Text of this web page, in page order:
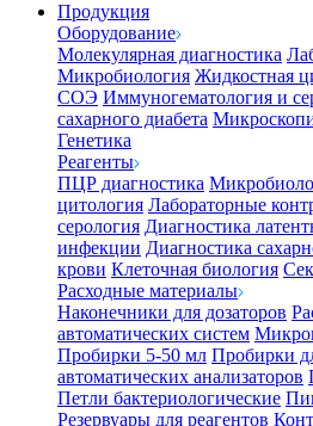
Продукция
Оборудование
Молекулярная диагностика
Микробиология Жидкостная
СОЭ Иммуногематология и
сахарного диабета
Генетика
Реагенты
ПЦР диагностика
цитология Лабораторные
серология Диагностика
инфекции Диагностика
крови Клеточная биология
Расходные материалы
Наконечники для дозаторов
автоматических систем
Пробирки 5-50 мл Пробирки
автоматических анализаторов
Петли бактериологические
Резервуары для реагентов